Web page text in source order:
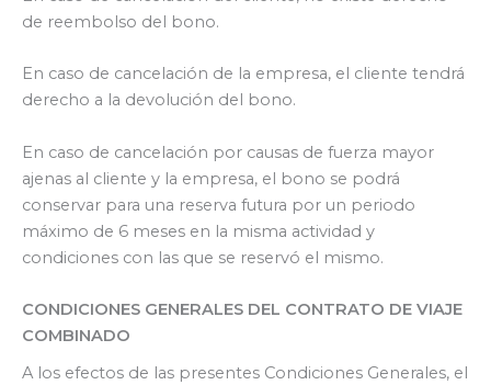
de reembolso del bono.
En caso de cancelación de la empresa, el cliente tendrá
derecho a la devolución del bono.
En caso de cancelación por causas de fuerza mayor
ajenas al cliente y la empresa, el bono se podrá
conservar para una reserva futura por un periodo
máximo de 6 meses en la misma actividad y
condiciones con las que se reservó el mismo.
CONDICIONES GENERALES DEL CONTRATO DE VIAJE
COMBINADO
A los efectos de las presentes Condiciones Generales, el